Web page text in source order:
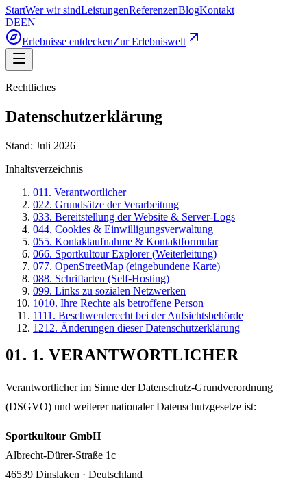
StartWer wir sindLeistungenReferenzenBlogKontakt
DEEN
Erlebnisse entdeckenZur Erlebniswelt
Rechtliches
Datenschutzerklärung
Stand: Juli 2026
Inhaltsverzeichnis
011. Verantwortlicher
022. Grundsätze der Verarbeitung
033. Bereitstellung der Website & Server-Logs
044. Cookies & Einwilligungsverwaltung
055. Kontaktaufnahme & Kontaktformular
066. Sportkultour Explorer (Weiterleitung)
077. OpenStreetMap (eingebundene Karte)
088. Schriftarten (Self-Hosting)
099. Links zu sozialen Netzwerken
1010. Ihre Rechte als betroffene Person
1111. Beschwerderecht bei der Aufsichtsbehörde
1212. Änderungen dieser Datenschutzerklärung
01. 1. VERANTWORTLICHER
Verantwortlicher im Sinne der Datenschutz-Grundverordnung
(DSGVO) und weiterer nationaler Datenschutzgesetze ist:
Sportkultour GmbH
Albrecht-Dürer-Straße 1c
46539 Dinslaken · Deutschland